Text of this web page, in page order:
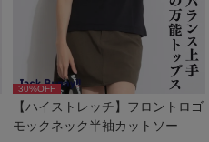
30%OFF
【ハイストレッチ】フロントロゴ
モックネック半袖カットソー